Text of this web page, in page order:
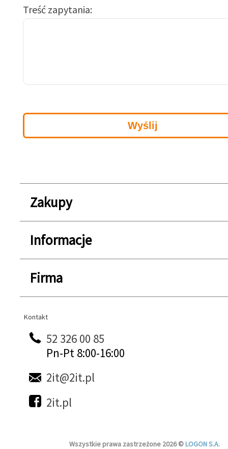
Treść zapytania
Zakupy
Informacje
Firma
Kontakt
Kontakt
52 326 00 85
Pn-Pt 8:00-16:00
2it@2it.pl
2it.pl
Wszystkie prawa zastrzeżone 2026 ©LOGON S.A.